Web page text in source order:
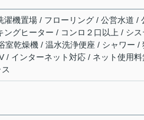
機置場 / フローリング / 公営水道 /
グヒーター / コンロ２口以上 / シス
室乾燥機 / 温水洗浄便座 / シャワー /
/ インターネット対応 / ネット使用料